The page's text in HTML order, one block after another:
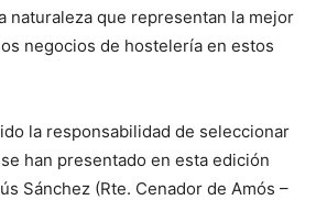
naturaleza que representan la mejor
negocios de hostelería en estos
la responsabilidad de seleccionar
han presentado en esta edición
Sánchez (Rte. Cenador de Amós –